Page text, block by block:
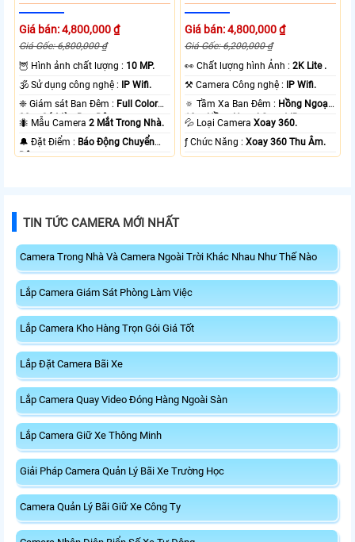
Giá bán: 4,800,000 ₫
Giá Gốc: 6,800,000 ₫
🦉 Hình ảnh chất lượng : 10 MP.
🕉️ Sử dụng công nghệ :
IP Wifi.
❈ Giám sát Ban Đêm : Full Color
20m Có Màu Ban Ðêm.
🐜 Mẫu Camera2 Mắt Trong Nhà.
️🔔 Đặt Điểm : Báo Động Chuyển
Động.
Giá bán: 4,800,000 ₫
Giá Gốc: 6,200,000 ₫
️👀 Chất lượng hình Ảnh :2K Lite .
⚒ Camera Công nghệ :
IP Wifi.
🔅 Tầm Xa Ban Đêm : Hồng Ngoại
10m Hồng Ngoại Smart IR.
💦 Loại CameraXoay 360.
️ƒ Chức Năng :Xoay 360 Thu Âm.
TIN TỨC CAMERA MỚI NHẤT
Camera Trong Nhà Và Camera Ngoài Trời Khác Nhau Như Thế Nào
Lắp Camera Giám Sát Phòng Làm Việc
Lắp Camera Kho Hàng Trọn Gói Giá Tốt
Lắp Đặt Camera Bãi Xe
Lắp Camera Quay Video Đóng Hàng Ngoài Sàn
Lắp Camera Giữ Xe Thông Minh
Giải Pháp Camera Quản Lý Bãi Xe Trường Học
Camera Quản Lý Bãi Giữ Xe Công Ty